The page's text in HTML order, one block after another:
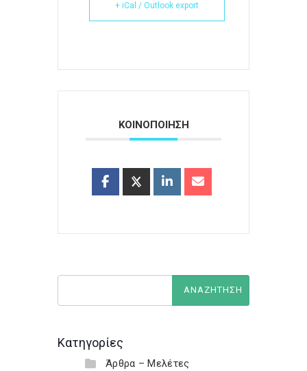
+ iCal / Outlook export
ΚΟΙΝΟΠΟΙΗΣΗ
Κατηγορίες
Άρθρα – Μελέτες